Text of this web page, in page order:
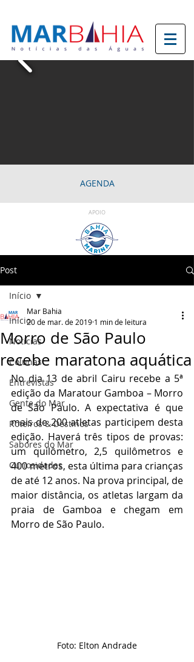
AGENDA
APOIO
Post
Início
Notícias
Colunas
Entrevistas
Gente do Mar
Roteiros & Destinos
Sabores do Mar
Curiosidades
Início
Morro de São Paulo
recebe maratona aquática
Mar Bahia
20 de mar. de 2019 1 min de leitura
No dia 13 de abril Cairu recebe a 5ª
edição da Maratour Gamboa – Morro
de São Paulo. A expectativa é que
mais de 200 atletas participem desta
edição. Haverá três tipos de provas:
um quilômetro, 2,5 quilômetros e
400 metros, esta última para crianças
de até 12 anos. Na prova principal, de
maior distância, os atletas largam da
praia de Gamboa e chegam em
Morro de São Paulo.
Foto: Elton Andrade